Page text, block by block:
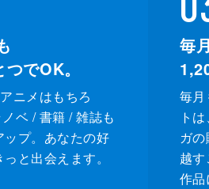
でOK。
ニメはもちろ
ベ / 書籍 / 雑誌も
ップ。あなたの好
と出会えます。
毎
毎
ト
ガ
越
作品